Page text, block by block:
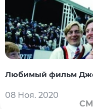
Любимый фильм
08 Ноя. 2020